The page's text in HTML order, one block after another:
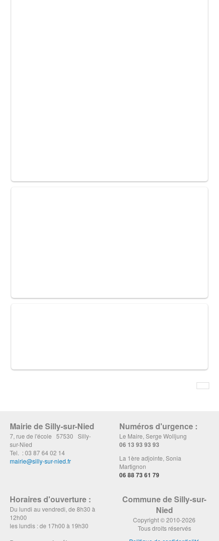
Mairie de Silly-sur-Nied
7, rue de l'école 57530 Silly-
sur-Nied
Tel. : 03 87 64 02 14
mairie@silly-sur-nied.fr
Numéros d'urgence :
Le Maire, Serge Wolljung
06 13 93 93 93
La 1ère adjointe, Sonia
Martignon
06 88 73 61 79
Horaires d'ouverture :
Du lundi au vendredi, de 8h30 à
12h00
les lundis : de 17h00 à 19h30
Commune de Silly-sur-
Nied
Copyright © 2010-2026
Tous droits réservés